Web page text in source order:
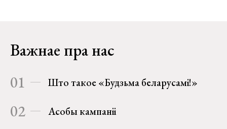
Важнае пра нас
01 Што такое «Будзьма беларусамі!»
02 Асобы кампаніі